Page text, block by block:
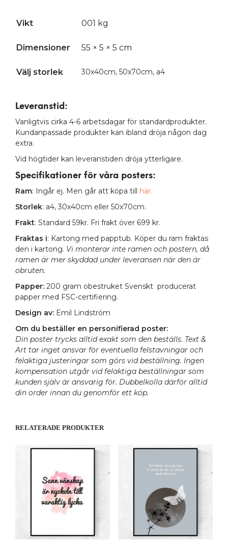
Vikt 001 kg
Dimensioner 55 × 5 × 5 cm
Välj storlek 30x40cm, 50x70cm, a4
Leveranstid:
Vanligtvis cirka 4-6 arbetsdagar för standardprodukter.
Kundanpassade produkter kan ibland dröja någon dag
extra.
Vid högtider kan leveranstiden dröja ytterligare.
Specifikationer för våra posters:
Ram: Ingår ej. Men går att köpa till här.
Storlek: a4, 30x40cm eller 50x70cm.
Frakt: Standard 59kr. Fri frakt över 699 kr.
Fraktas i: Kartong med papptub. Köper du ram fraktas
den i kartong. Vi monterar inte ramen och postern, då
ramen är mer skyddad under leveransen när den är
obruten.
Papper: 200 gram obestruket Svenskt producerat
papper med FSC-certifiering.
Design av: Emil Lindström
Om du beställer en personifierad poster:
Din poster trycks alltid exakt som den beställs. Text &
Art tar inget ansvar för eventuella felstavningar och
felaktiga justeringar som görs vid beställning. Ingen
kompensation utgår vid felaktiga beställningar som
kunden själv är ansvarig för. Dubbelkolla därför alltid
din order innan du genomför ett köp.
RELATERADE PRODUKTER